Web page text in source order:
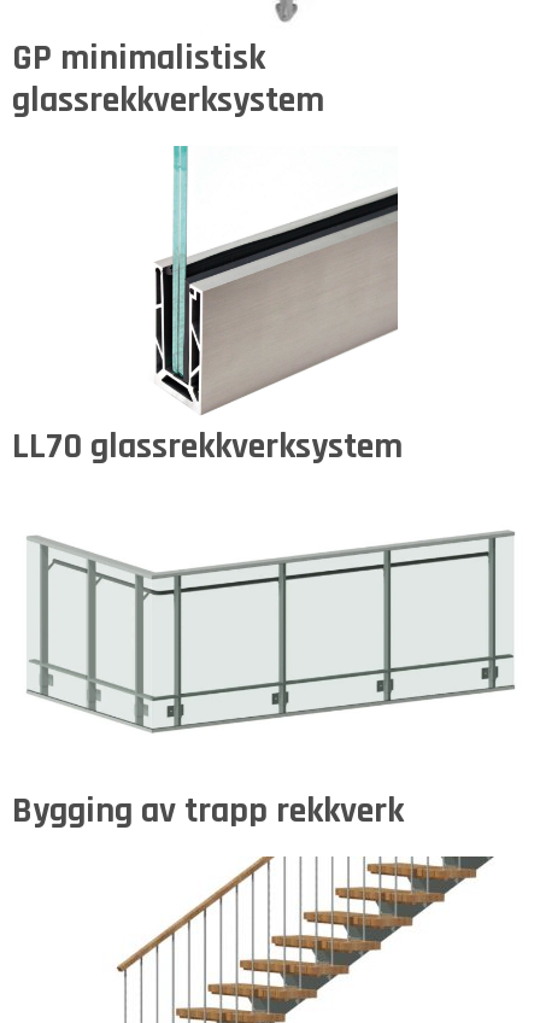
GP minimalistisk
glassrekkverksystem
LL70 glassrekkverksystem
Bygging av trapp rekkverk